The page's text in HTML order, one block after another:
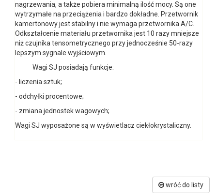
nagrzewania, a także pobiera minimalną ilość mocy. Są one
wytrzymałe na przeciążenia i bardzo dokładne. Przetwornik
kamertonowy jest stabilny i nie wymaga przetwornika A/C.
Odkształcenie materiału przetwornika jest 10 razy mniejsze
niż czujnika tensometrycznego przy jednocześnie 50-razy
lepszym sygnale wyjściowym.
Wagi SJ posiadają funkcje:
- liczenia sztuk;
- odchyłki procentowe;
- zmiana jednostek wagowych;
Wagi SJ wyposażone są w wyświetlacz ciekłokrystaliczny.
wróć do listy